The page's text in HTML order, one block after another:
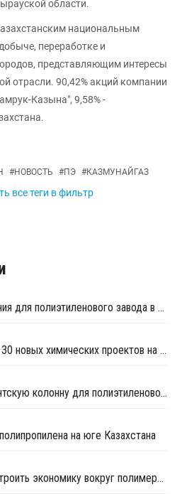
области.
национальным
переработке и
представляющим интересы
отрасли. 90,42% акций компании
Казына", 9,58% -
#НОВОСТЬ #ПЭ #КАЗМУНАЙГАЗ
все теги в фильтр
Первая партия оборудования для полиэтиленового завода в Атырауской области прибыла в порт на Каспии
Казахстан прорабатывает 30 новых химических проектов на USD20,9 млрд тенге
В Атырау изготовили гигантскую колонну для полиэтиленового завода
на юге Казахстана
Сможет ли Казахстан построить экономику вокруг полимеров?